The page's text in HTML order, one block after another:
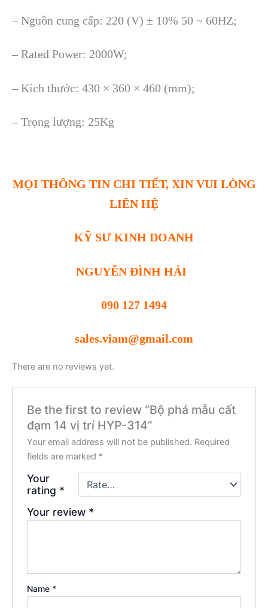
– Nguồn cung cấp: 220 (V) ± 10% 50 ~ 60HZ;
– Rated Power: 2000W;
– Kích thước: 430 × 360 × 460 (mm);
– Trọng lượng: 25Kg
MỌI THÔNG TIN CHI TIẾT, XIN VUI LÒNG
LIÊN HỆ
KỸ SƯ KINH DOANH
NGUYỄN ĐÌNH HẢI
090 127 1494
sales.viam@gmail.com
There are no reviews yet.
Be the first to review “Bộ phá mẫu cất
đạm 14 vị trí HYP-314”
Your email address will not be published. Required
fields are marked *
Your
rating *
Your review *
Name *